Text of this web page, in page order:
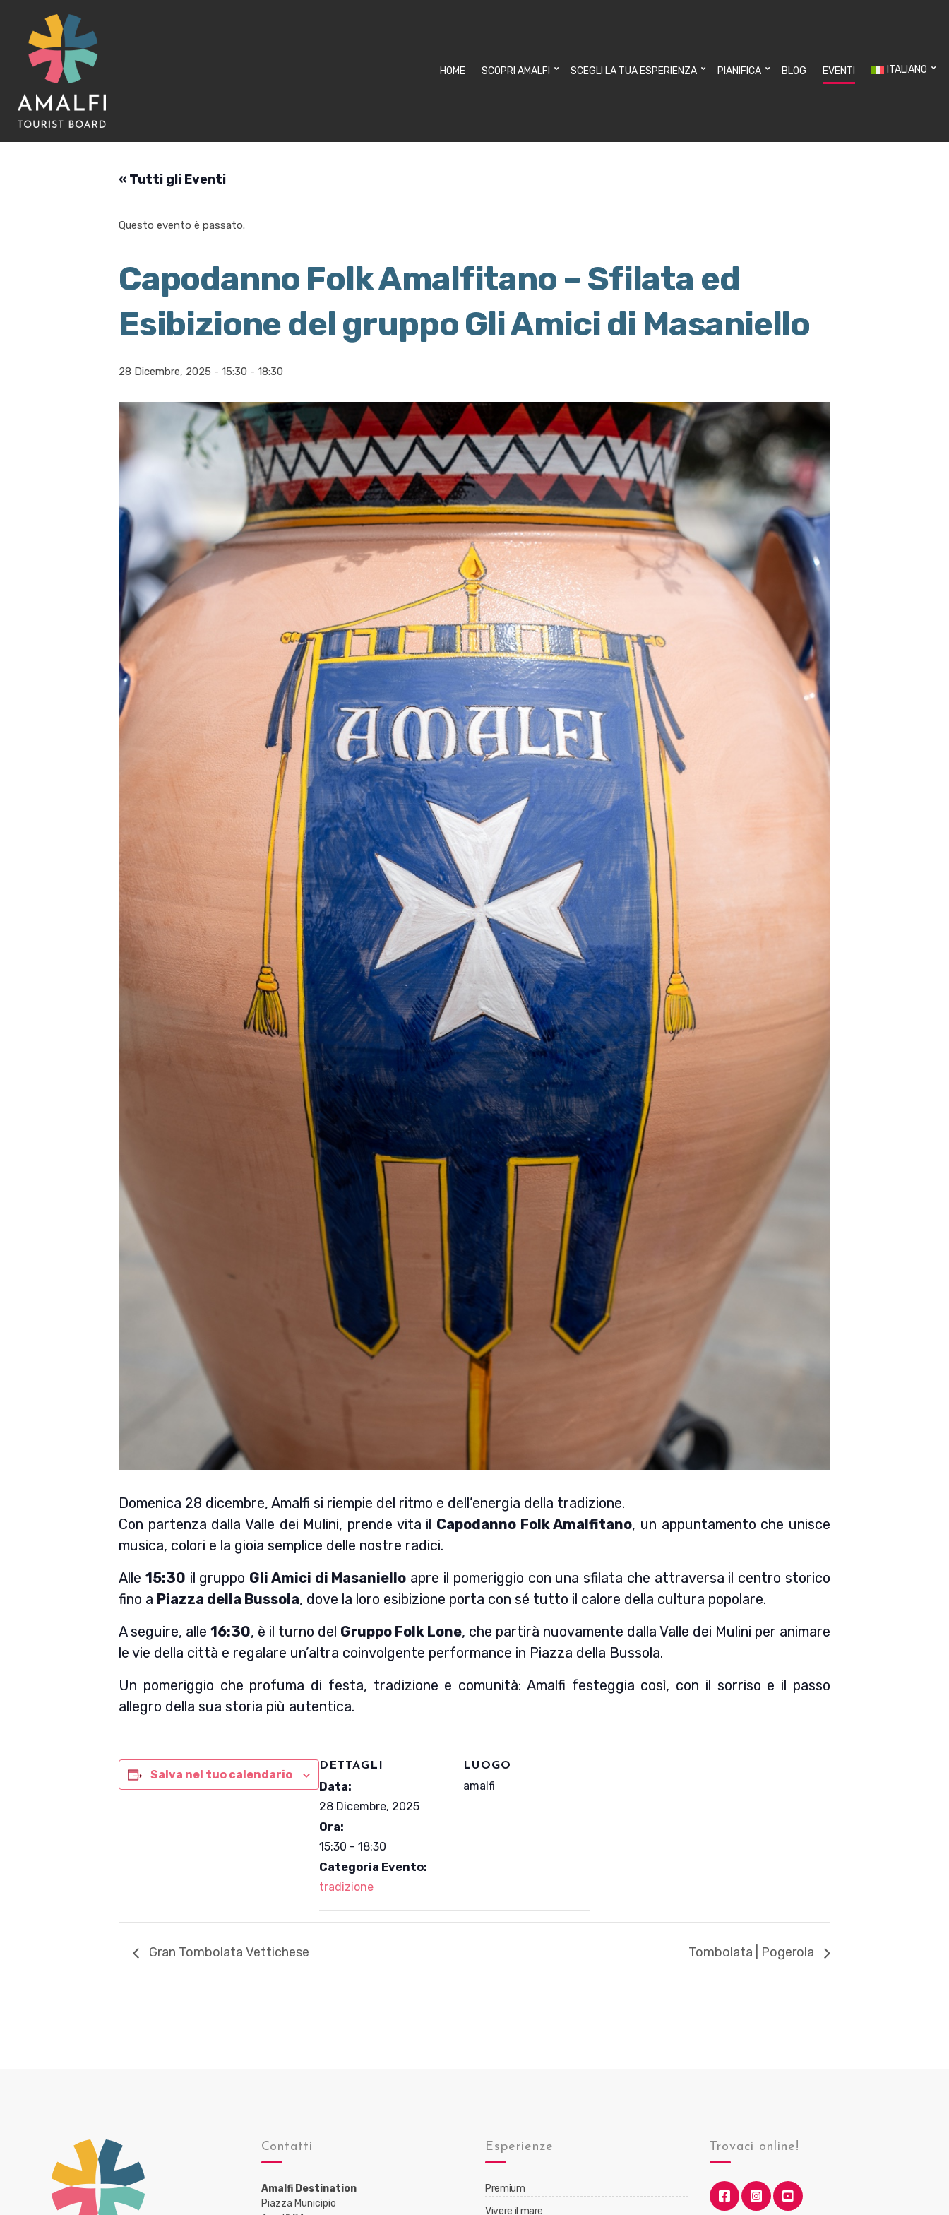
HOME SCOPRI AMALFI SCEGLI LA TUA ESPERIENZA PIANIFICA BLOG EVENTI ITALIANO
« Tutti gli Eventi
Questo evento è passato.
Capodanno Folk Amalfitano – Sfilata ed
Esibizione del gruppo Gli Amici di Masaniello
28 Dicembre, 2025 - 15:30 - 18:30
Domenica 28 dicembre, Amalfi si riempie del ritmo e dell’energia della tradizione.
Con partenza dalla Valle dei Mulini, prende vita il Capodanno Folk Amalfitano, un appuntamento che unisce
musica, colori e la gioia semplice delle nostre radici.
Alle 15:30 il gruppo Gli Amici di Masaniello apre il pomeriggio con una sfilata che attraversa il centro storico
fino a Piazza della Bussola, dove la loro esibizione porta con sé tutto il calore della cultura popolare.
A seguire, alle 16:30, è il turno del Gruppo Folk Lone, che partirà nuovamente dalla Valle dei Mulini per animare
le vie della città e regalare un’altra coinvolgente performance in Piazza della Bussola.
Un pomeriggio che profuma di festa, tradizione e comunità: Amalfi festeggia così, con il sorriso e il passo
allegro della sua storia più autentica.
Salva nel tuo calendario
DETTAGLI
Data:
28 Dicembre, 2025
Ora:
15:30 - 18:30
Categoria Evento:
tradizione
LUOGO
amalfi
Gran Tombolata Vettichese Tombolata | Pogerola
Contatti
Amalfi Destination
Piazza Municipio
Esperienze
Premium
Vivere il mare
Trovaci online!